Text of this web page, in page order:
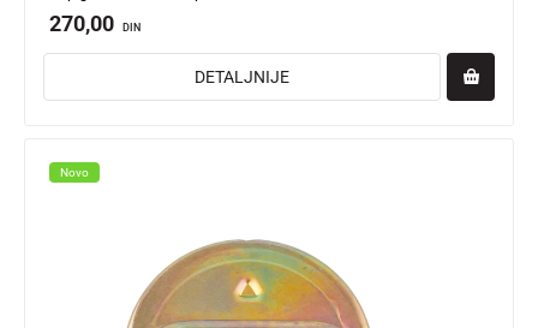
270,00 DIN
DETALJNIJE
Novo